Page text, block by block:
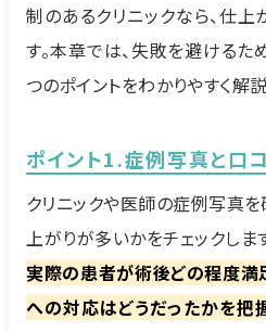
制のあるクリニックなら、仕
す。本章では、失敗を避けるた
つのポイントをわかりやすく解説
ポイント1.症例写真と口
クリニックや医師の症例写真
上がりが多いかをチェックしま
実際の患者が術後どの程度満
への対応はどうだったかを把